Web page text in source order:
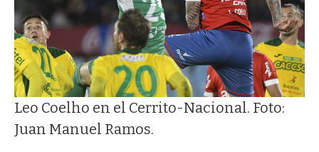
Leo Coelho en el Cerrito-Nacional. Foto:
Juan Manuel Ramos.